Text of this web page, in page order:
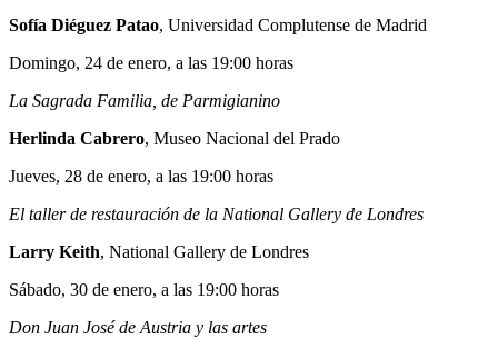
Sofía Diéguez Patao, Universidad Complutense de Madrid
Domingo, 24 de enero, a las 19:00 horas
La Sagrada Familia, de Parmigianino
Herlinda Cabrero, Museo Nacional del Prado
Jueves, 28 de enero, a las 19:00 horas
El taller de restauración de la National Gallery de Londres
Larry Keith, National Gallery de Londres
Sábado, 30 de enero, a las 19:00 horas
Don Juan José de Austria y las artes